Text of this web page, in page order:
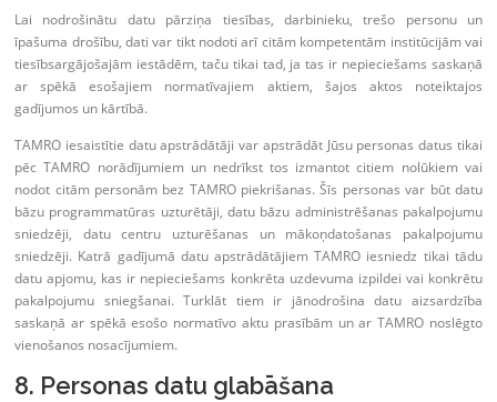
Lai nodrošinātu datu pārziņa tiesības, darbinieku, trešo personu un
īpašuma drošību, dati var tikt nodoti arī citām kompetentām institūcijām vai
tiesībsargājošajām iestādēm, taču tikai tad, ja tas ir nepieciešams saskaņā
ar spēkā esošajiem normatīvajiem aktiem, šajos aktos noteiktajos
gadījumos un kārtībā.
TAMRO iesaistītie datu apstrādātāji var apstrādāt Jūsu personas datus tikai
pēc TAMRO norādījumiem un nedrīkst tos izmantot citiem nolūkiem vai
nodot citām personām bez TAMRO piekrišanas. Šīs personas var būt datu
bāzu programmatūras uzturētāji, datu bāzu administrēšanas pakalpojumu
sniedzēji, datu centru uzturēšanas un mākoņdatošanas pakalpojumu
sniedzēji. Katrā gadījumā datu apstrādātājiem TAMRO iesniedz tikai tādu
datu apjomu, kas ir nepieciešams konkrēta uzdevuma izpildei vai konkrētu
pakalpojumu sniegšanai. Turklāt tiem ir jānodrošina datu aizsardzība
saskaņā ar spēkā esošo normatīvo aktu prasībām un ar TAMRO noslēgto
vienošanos nosacījumiem.
8. Personas datu glabāšana